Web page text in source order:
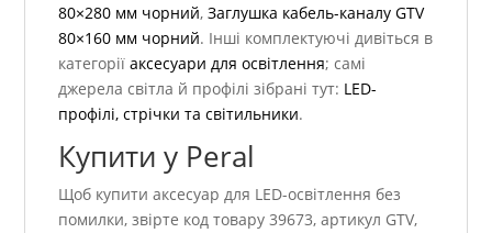
80×280 мм чорний,Заглушка кабель-каналу GTV
80×160 мм чорний. Інші комплектуючі дивіться в
категоріїаксесуари для освітлення; самі
джерела світла й профілі зібрані тут: LED-
профілі, стрічки та світильники.
Купити у Peral
Щоб купити аксесуар для LED-освітлення без
помилки, звірте код товару 39673, артикул GTV,